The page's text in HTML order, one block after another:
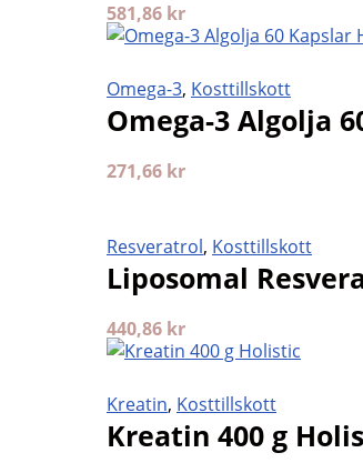
581,86 kr
Omega-3, Kosttillskott
Omega-3 Algolja
271,66 kr
Resveratrol, Kosttillskott
Liposomal
440,86 kr
Kreatin, Kosttillskott
Kreatin 400 g